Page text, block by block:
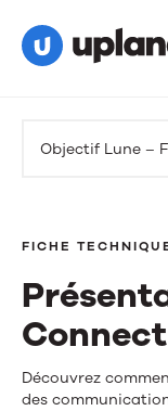
Objectif Lune –
FICHE
Connect
Découvrez
des